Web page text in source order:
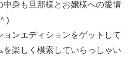
中身も旦那様とお嬢様への愛情
)
ンエディションをゲットして
を楽しく模索していらっしゃい